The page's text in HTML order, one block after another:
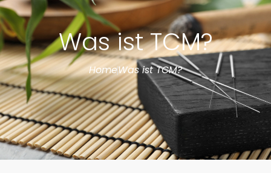
Was ist TCM?
HomeWas ist TCM?